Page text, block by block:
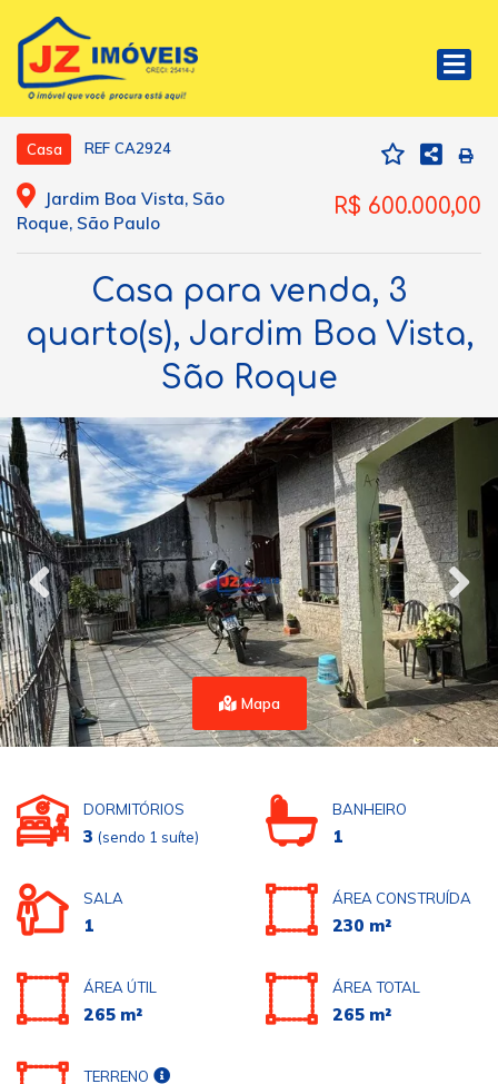
Casa REF CA2924
Jardim Boa Vista, São
Roque, São Paulo
R$ 600.000,00
Casa para venda, 3
quarto(s), Jardim Boa Vista,
São Roque
Mapa
DORMITÓRIOS
3 (sendo 1 suíte)
BANHEIRO
1
SALA
1
ÁREA CONSTRUÍDA
230 m²
ÁREA ÚTIL
265 m²
ÁREA TOTAL
265 m²
TERRENO